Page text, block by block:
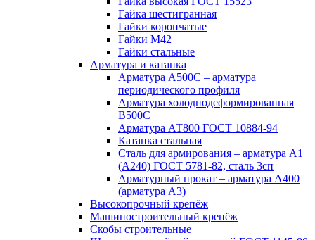
Гайка шестигранная
Гайки корончатые
Гайки М42
Гайки стальные
Арматура и катанка
Арматура А500С – арматура
периодического профиля
Арматура холоднодеформированная
В500С
Арматура АТ800 ГОСТ 10884-94
Катанка стальная
Сталь для армирования – арматура А1
(А240) ГОСТ 5781-82, сталь 3сп
Арматурный прокат – арматура А400
(арматура А3)
Высокопрочный крепёж
Машиностроительный крепёж
Скобы строительные